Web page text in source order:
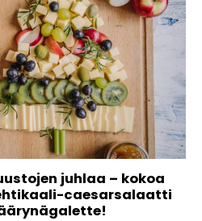
juhlaa – kokoa
caesarsalaatti